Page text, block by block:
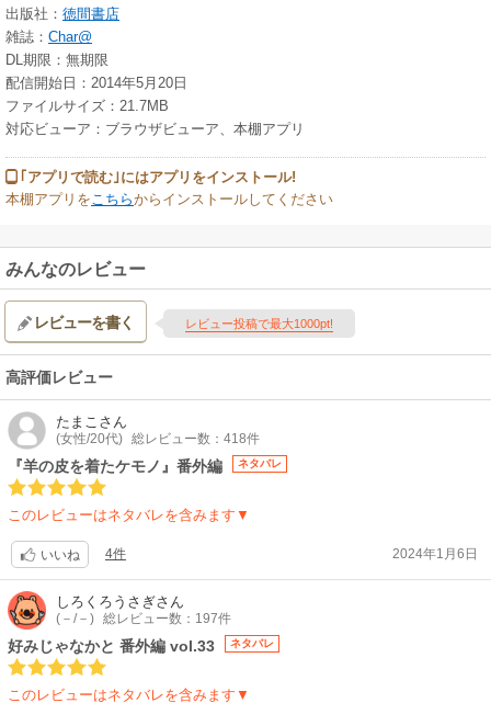
出版社： 徳間書店
雑誌： Char@
DL期限：無期限
配信開始日：2014年5月20日
ファイルサイズ：21.7MB
対応ビューア：ブラウザビューア、本棚アプリ
｢アプリで読む｣にはアプリをインストール!
本棚アプリを こちらからインストールしてください
みんなのレビュー
レビューを書く レビュー投稿で最大1000pt!
高評価レビュー
たまこ さん
(女性/20代) 総レビュー数：418件
『羊の皮を着たケモノ』番外編 ネタバレ
このレビューはネタバレを含みます▼
いいね 4件 2024年1月6日
しろくろうさぎさん
(－/－) 総レビュー数：197件
好みじゃなかと 番外編 vol.33 ネタバレ
このレビューはネタバレを含みます▼